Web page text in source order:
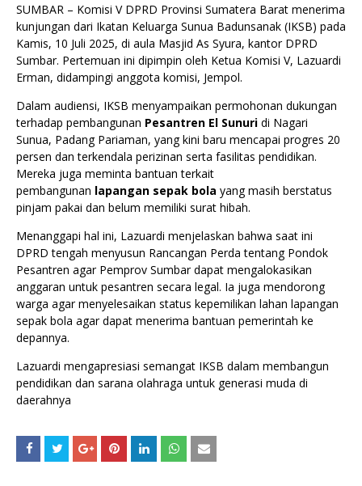
SUMBAR – Komisi V DPRD Provinsi Sumatera Barat menerima
kunjungan dari Ikatan Keluarga Sunua Badunsanak (IKSB) pada
Kamis, 10 Juli 2025, di aula Masjid As Syura, kantor DPRD
Sumbar. Pertemuan ini dipimpin oleh Ketua Komisi V, Lazuardi
Erman, didampingi anggota komisi, Jempol.
Dalam audiensi, IKSB menyampaikan permohonan dukungan
terhadap pembangunan Pesantren El Sunuri di Nagari
Sunua, Padang Pariaman, yang kini baru mencapai progres 20
persen dan terkendala perizinan serta fasilitas pendidikan.
Mereka juga meminta bantuan terkait
pembangunan lapangan sepak bola yang masih berstatus
pinjam pakai dan belum memiliki surat hibah.
Menanggapi hal ini, Lazuardi menjelaskan bahwa saat ini
DPRD tengah menyusun Rancangan Perda tentang Pondok
Pesantren agar Pemprov Sumbar dapat mengalokasikan
anggaran untuk pesantren secara legal. Ia juga mendorong
warga agar menyelesaikan status kepemilikan lahan lapangan
sepak bola agar dapat menerima bantuan pemerintah ke
depannya.
Lazuardi mengapresiasi semangat IKSB dalam membangun
pendidikan dan sarana olahraga untuk generasi muda di
daerahnya